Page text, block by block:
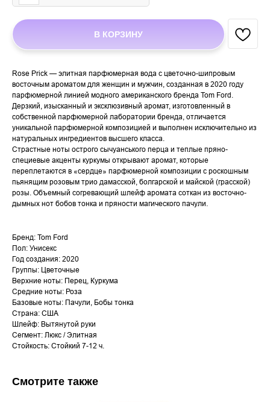
В КОРЗИНУ
Rose Prick — элитная парфюмерная вода с цветочно-шипровым
восточным ароматом для женщин и мужчин, созданная в 2020 году
парфюмерной линией модного американского бренда Tom Ford.
Дерзкий, изысканный и эксклюзивный аромат, изготовленный в
собственной парфюмерной лаборатории бренда, отличается
уникальной парфюмерной композицией и выполнен исключительно из
натуральных ингредиентов высшего класса.
Страстные ноты острого сычуанського перца и теплые пряно-
специевые акценты куркумы открывают аромат, которые
переплетаются в «сердце» парфюмерной композиции с роскошным
пьянящим розовым трио дамасской, болгарской и майской (грасской)
розы. Объемный согревающий шлейф аромата соткан из восточно-
дымных нот бобов тонка и пряности магического пачули.
Бренд: Tom Ford
Пол: Унисекс
Год создания: 2020
Группы: Цветочные
Верхние ноты: Перец, Куркума
Средние ноты: Роза
Базовые ноты: Пачули, Бобы тонка
Страна: США
Шлейф: Вытянутой руки
Сегмент: Люкс / Элитная
Стойкость: Стойкий 7-12 ч.
Смотрите также